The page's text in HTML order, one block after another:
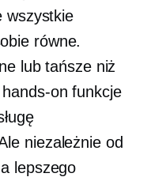
wszystkie
równe.
lub tańsze niż
hands-on funkcje
niezależnie od
lepszego